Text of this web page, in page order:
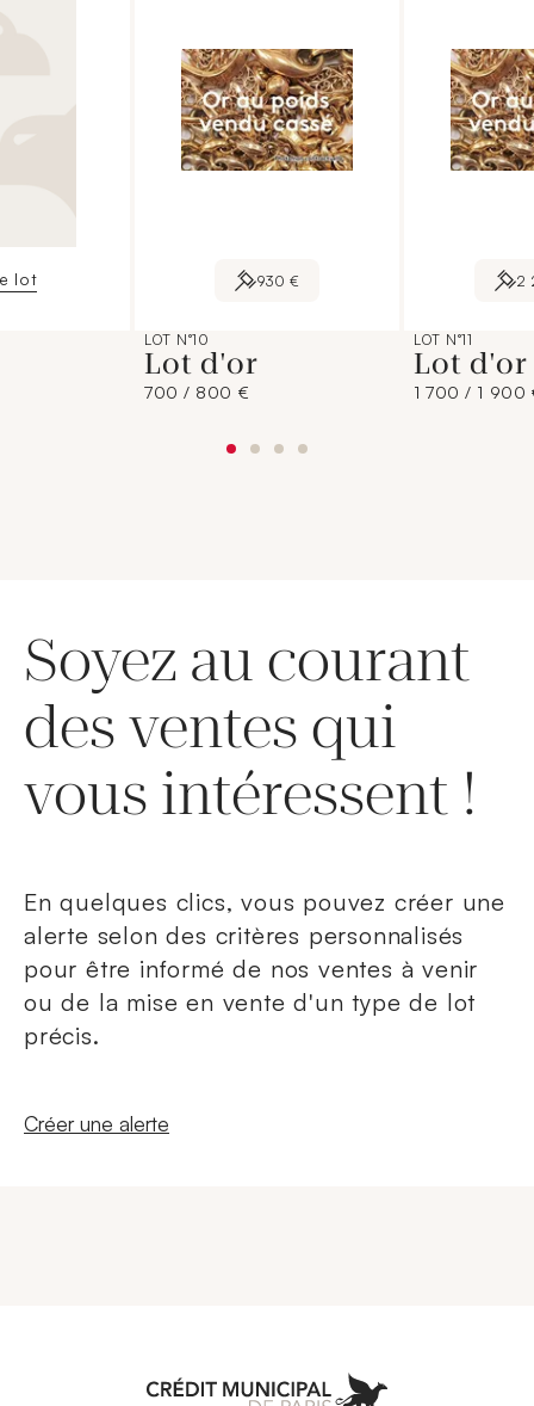
lot 930 €
LOT N°10
Lot d'or
700 / 800 €
2
LOT N°11
Lot d'or
1 700 / 1 900
Soyez au courant
des ventes qui
vous intéressent !
En quelques clics, vous pouvez créer une
alerte selon des critères personnalisés
pour être informé de nos ventes à venir
ou de la mise en vente d'un type de lot
précis.
Nouvelle fenêtre
Créer une alerte